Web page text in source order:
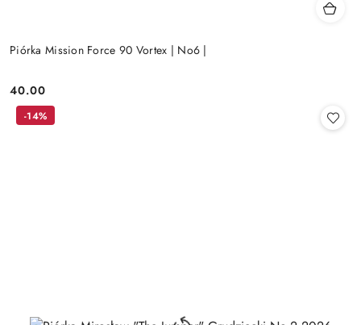
Piórka Mission Force 90 Vortex | No6 |
Cena:
40.00
-14%